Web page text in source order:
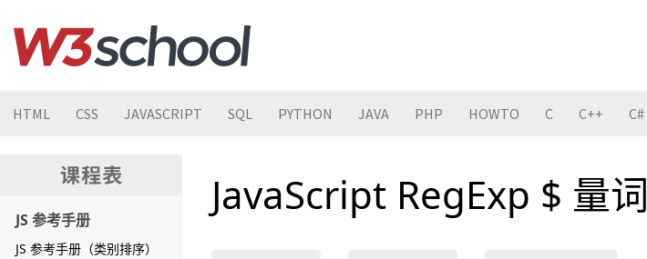
HTML CSS JAVASCRIPT SQL PYTHON JAVA PHP HOWTO C C++ C#
JS 参考手册
JS 参考手册（类别排序）
JavaScript RegExp $ 量词